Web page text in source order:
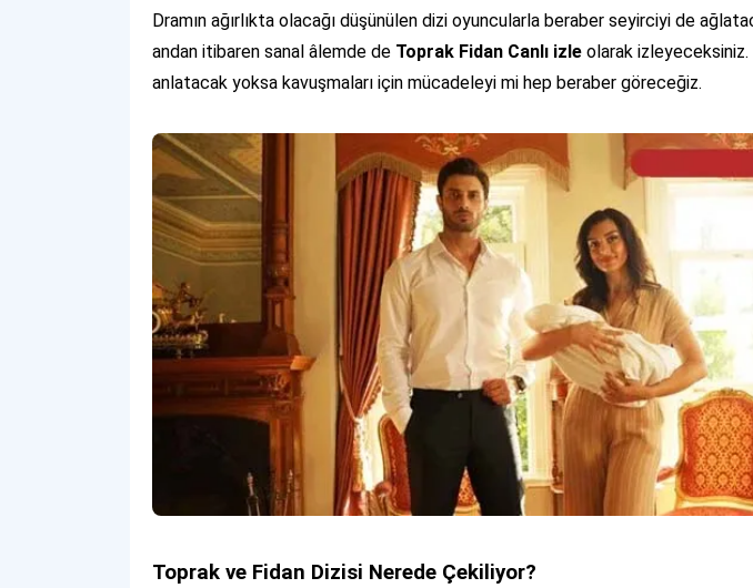
Dramın ağırlıkta olacağı düşünülen dizi oyuncularla beraber seyirciyi de
andan itibaren sanal âlemde de Toprak Fidan Canlı izle olarak izleyeceksiniz.
anlatacak yoksa kavuşmaları için mücadeleyi mi hep beraber göreceğiz.
Toprak ve Fidan Dizisi Nerede Çekiliyor?